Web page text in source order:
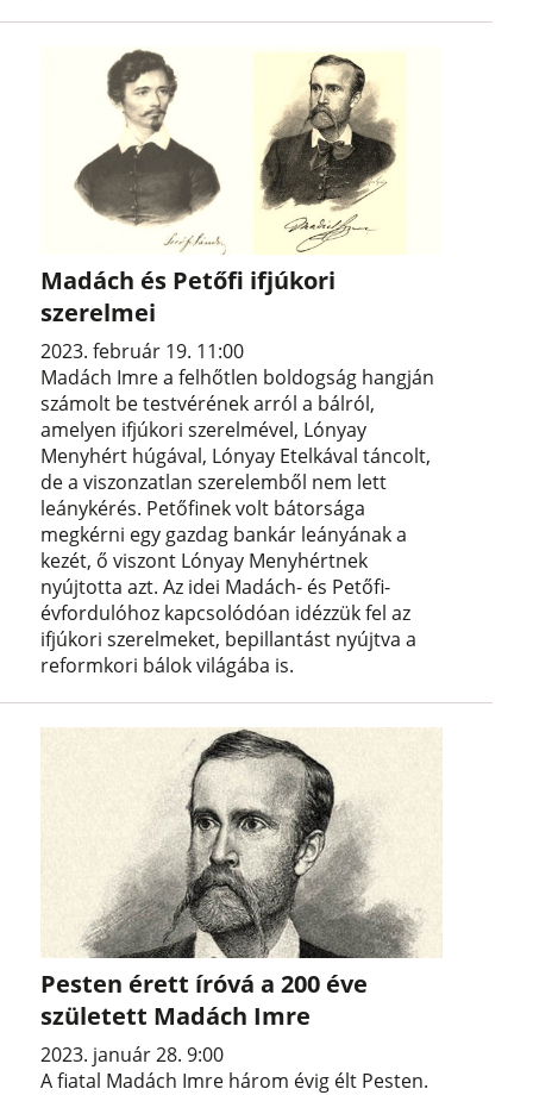
Madách és Petőfi ifjúkori
szerelmei
2023. február 19. 11:00
Madách Imre a felhőtlen boldogság hangján
számolt be testvérének arról a bálról,
amelyen ifjúkori szerelmével, Lónyay
Menyhért húgával, Lónyay Etelkával táncolt,
de a viszonzatlan szerelemből nem lett
leánykérés. Petőfinek volt bátorsága
megkérni egy gazdag bankár leányának a
kezét, ő viszont Lónyay Menyhértnek
nyújtotta azt. Az idei Madách- és Petőfi-
évfordulóhoz kapcsolódóan idézzük fel az
ifjúkori szerelmeket, bepillantást nyújtva a
reformkori bálok világába is.
Pesten érett íróvá a 200 éve
született Madách Imre
2023. január 28. 9:00
A fiatal Madách Imre három évig élt Pesten.